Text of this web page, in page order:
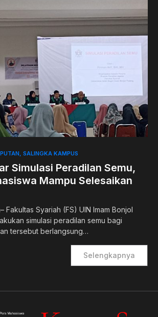
0
SALINGKA KAMPUS
Simulasi Peradilan Semu,
Mampu Selesaikan
Fakultas Syariah (FS) UIN Imam Bonjol
simulasi peradilan semu bagi
tersebut berlangsung…
Selengkapnya